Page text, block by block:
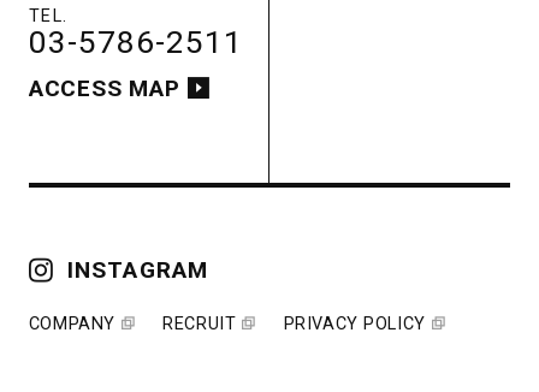
03-5786-2511
ACCESS MAP
INSTAGRAM
COMPANY RECRUIT PRIVACY POLICY